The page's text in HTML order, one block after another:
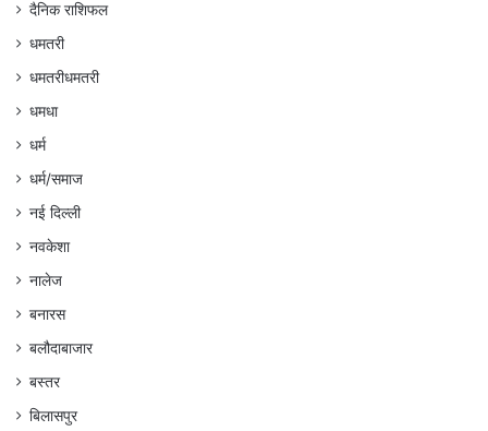
दैनिक राशिफल
धमतरी
धमतरीधमतरी
धमधा
धर्म
धर्म/समाज
नई दिल्ली
नवकेशा
नालेज
बनारस
बलौदाबाजार
बस्तर
बिलासपुर